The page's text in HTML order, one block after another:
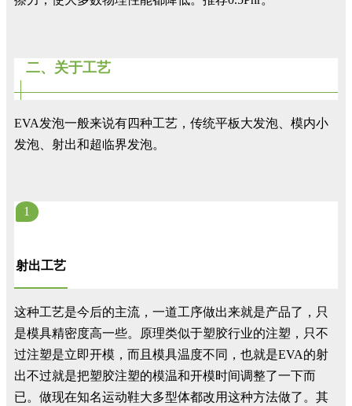
二、关于工艺
EVA发泡一般来说有四种工艺，传统平板大发泡、模内小
发泡、射出和超临界发泡。
1
射出工艺
这种工艺是今后的主流，一道工序做出来就是产品了，只
是模具精密度高一些。原理类似于塑胶行业的注塑，只不
过注塑是立即开模，而且模具温度不同，也就是EVA的射
出不过就是把塑胶注塑的模温和开模时间调整了一下而
已。做现在知名运动鞋大多型体都改用这种方法做了。其